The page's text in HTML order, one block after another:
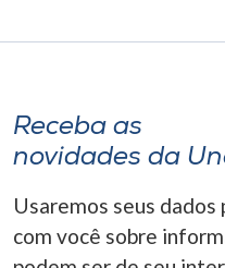
Receba as
novidades da
Usaremos seus
com você sobre